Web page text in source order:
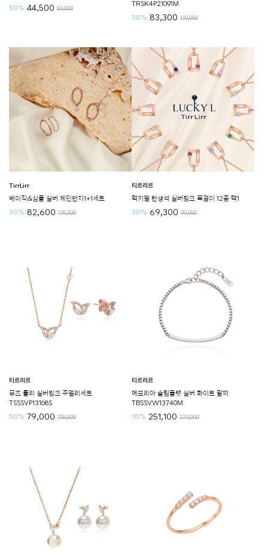
50% 44,500 89,000
TRSK4P21091M
30% 83,300 119,000
TirrLirr
베이직&심플 실버 체인반지1+1세트
30% 82,600 118,000
티르리르
럭키엘 탄생석 실버핑크 목걸이 12종 택1
30% 69,300 99,000
티르리르
뮤즈 튤리 실버핑크 주얼리세트
TSSSVP13168S
50% 79,000 158,000
티르리르
메모리아 슬림플랫 실버 화이트 팔찌
TBSSVW13740M
10% 251,100 279,000